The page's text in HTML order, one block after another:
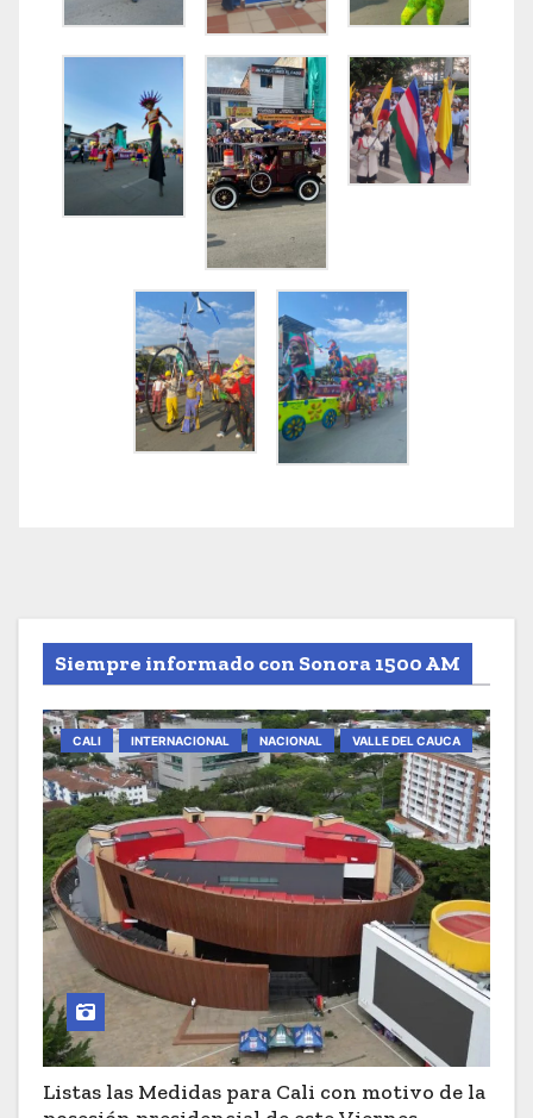
Siempre informado con Sonora 1500 AM
CALI INTERNACIONAL NACIONAL VALLE DEL CAUCA
Listas las Medidas para Cali con motivo de la